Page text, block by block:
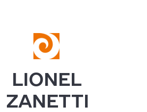
LIONEL
ZANETTI